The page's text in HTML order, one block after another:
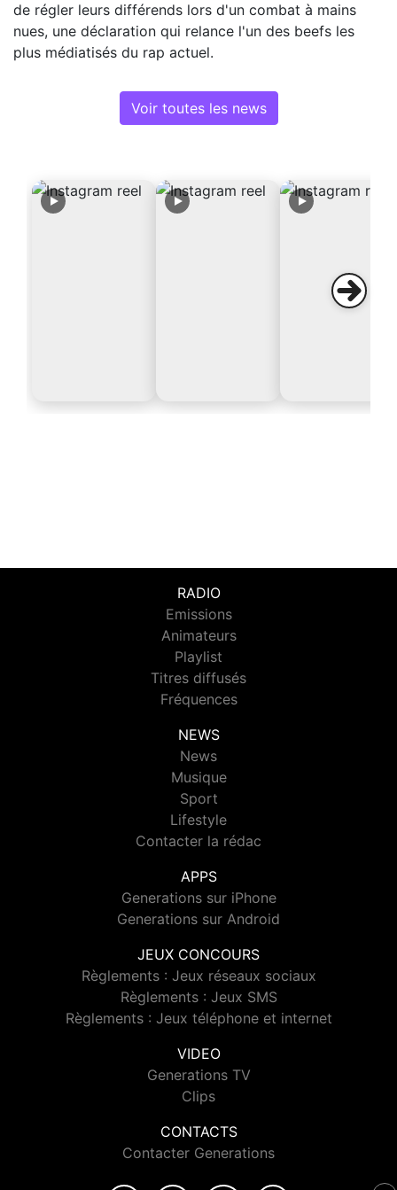
de régler leurs différends lors d'un combat à mains
nues, une déclaration qui relance l'un des beefs les
plus médiatisés du rap actuel.
Voir toutes les news
RADIO
Emissions
Animateurs
Playlist
Titres diffusés
Fréquences
NEWS
News
Musique
Sport
Lifestyle
Contacter la rédac
APPS
Generations sur iPhone
Generations sur Android
JEUX CONCOURS
Règlements : Jeux réseaux sociaux
Règlements : Jeux SMS
Règlements : Jeux téléphone et internet
VIDEO
Generations TV
Clips
CONTACTS
Contacter Generations